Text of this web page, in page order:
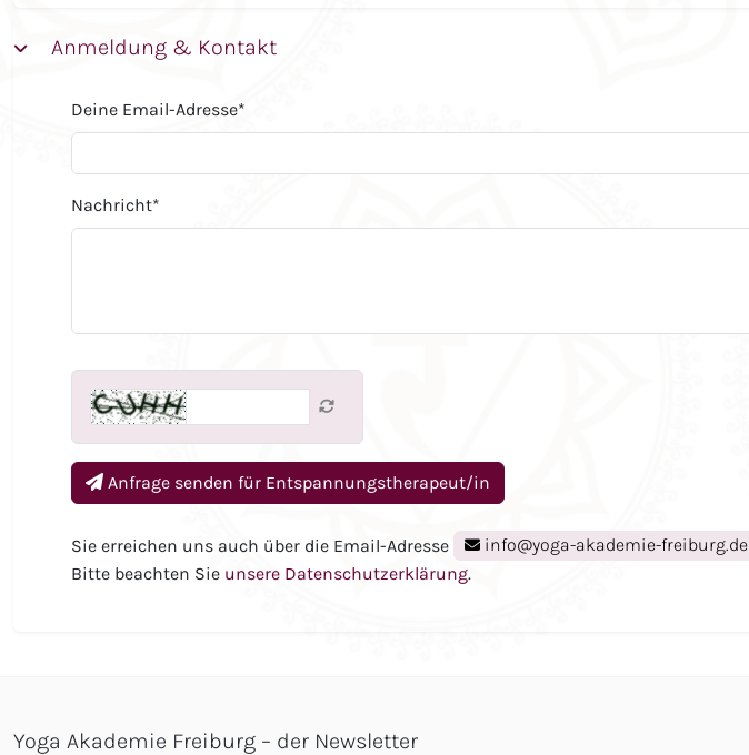
Anmeldung & Kontakt
Deine Email-Adresse*
Nachricht*
Anfrage senden für Entspannungstherapeut/in
Sie erreichen uns auch über die Email-Adresse info@yoga-akademie-freiburg.de
Bitte beachten Sie unsere Datenschutzerklärung.
Yoga Akademie Freiburg – der Newsletter